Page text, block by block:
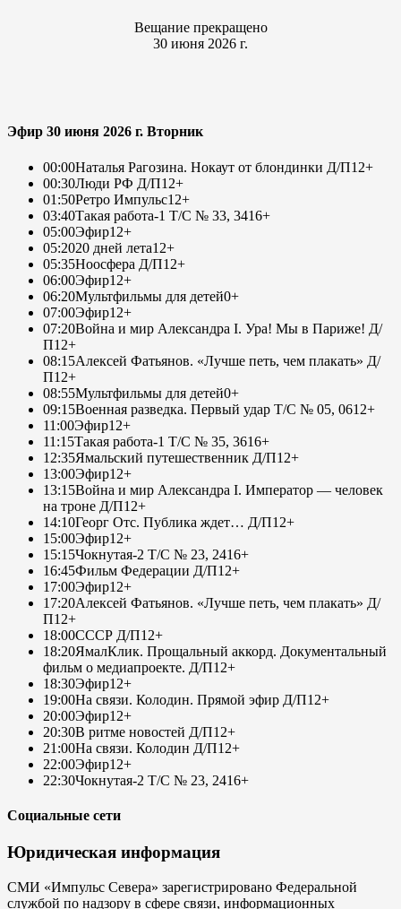
Вещание прекращено
30 июня 2026 г.
Эфир 30 июня 2026 г. Вторник
00:00Наталья Рагозина. Нокаут от блондинки Д/П12+
00:30Люди РФ Д/П12+
01:50Ретро Импульс12+
03:40Такая работа-1 Т/С № 33, 3416+
05:00Эфир12+
05:2020 дней лета12+
05:35Ноосфера Д/П12+
06:00Эфир12+
06:20Мультфильмы для детей0+
07:00Эфир12+
07:20Война и мир Александра I. Ура! Мы в Париже! Д/
П12+
08:15Алексей Фатьянов. «Лучше петь, чем плакать» Д/
П12+
08:55Мультфильмы для детей0+
09:15Военная разведка. Первый удар Т/С № 05, 0612+
11:00Эфир12+
11:15Такая работа-1 Т/С № 35, 3616+
12:35Ямальский путешественник Д/П12+
13:00Эфир12+
13:15Война и мир Александра I. Император — человек
на троне Д/П12+
14:10Георг Отс. Публика ждет… Д/П12+
15:00Эфир12+
15:15Чокнутая-2 Т/С № 23, 2416+
16:45Фильм Федерации Д/П12+
17:00Эфир12+
17:20Алексей Фатьянов. «Лучше петь, чем плакать» Д/
П12+
18:00СССР Д/П12+
18:20ЯмалКлик. Прощальный аккорд. Документальный
фильм о медиапроекте. Д/П12+
18:30Эфир12+
19:00На связи. Колодин. Прямой эфир Д/П12+
20:00Эфир12+
20:30В ритме новостей Д/П12+
21:00На связи. Колодин Д/П12+
22:00Эфир12+
22:30Чокнутая-2 Т/С № 23, 2416+
Социальные сети
Юридическая информация
СМИ «Импульс Севера» зарегистрировано Федеральной
службой по надзору в сфере связи, информационных